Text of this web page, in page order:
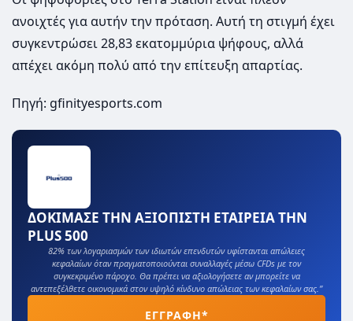
ανοιχτές για αυτήν την πρόταση. Αυτή τη στιγμή έχει
συγκεντρώσει 28,83 εκατομμύρια ψήφους, αλλά
απέχει ακόμη πολύ από την επίτευξη απαρτίας.
Πηγή: gfinityesports.com
ΔΟΚΙΜΑΣΕ ΤΗΝ ΑΞΙΟΠΙΣΤΗ ΕΤΑΙΡΕΙΑ ΤΗΝ
PLUS 500
82% των λογαριασμών των ιδιωτών επενδυτών υφίστανται απώλειες
κεφαλαίων όταν πραγματοποιούνται συναλλαγές μέσω CFDs με τον
συγκεκριμένο πάροχο. Θα πρέπει να αξιολογήσετε αν μπορείτε να
αντεπεξέλθετε οικονομικά στον υψηλό κίνδυνο απώλειας των κεφαλαίων σας.”
ΕΓΓΡΑΦΗ*